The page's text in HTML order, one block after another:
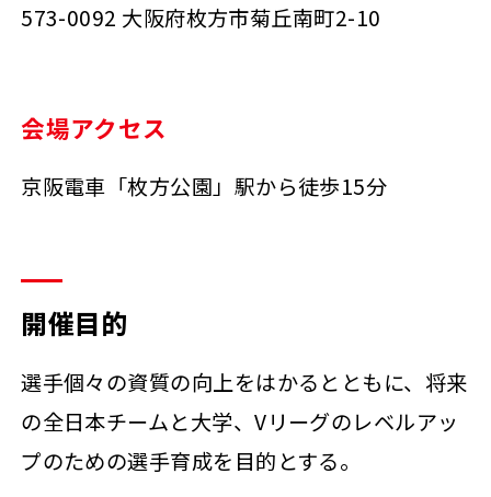
573-0092 大阪府枚方市菊丘南町2-10
会場アクセス
京阪電車「枚方公園」駅から徒歩15分
開催目的
選手個々の資質の向上をはかるとともに、将来
の全日本チームと大学、Vリーグのレベルアッ
プのための選手育成を目的とする。